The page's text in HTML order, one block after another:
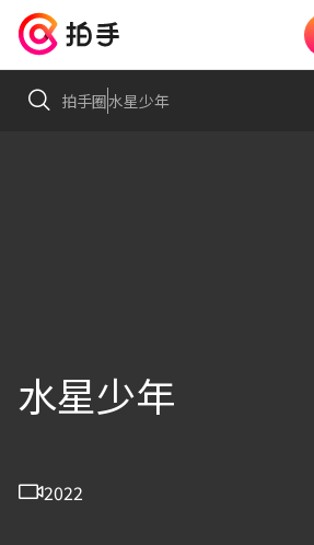
拍手圈水星少年
水星少年
2022